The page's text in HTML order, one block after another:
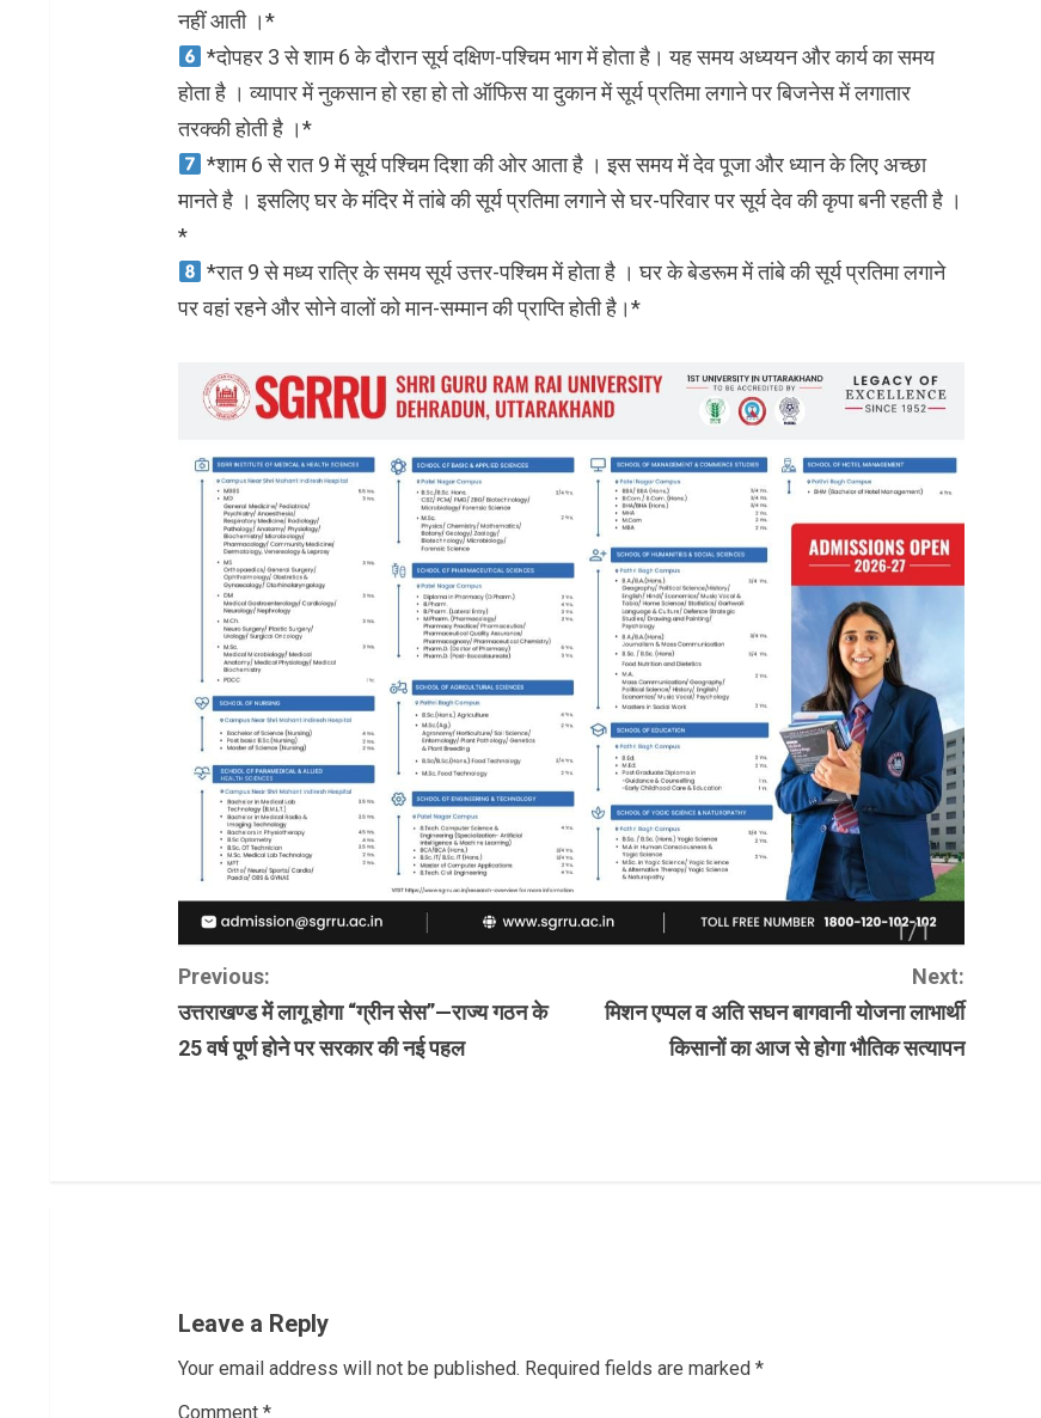
नहीं आती ।*
*दोपहर 3 से शाम 6 के दौरान सूर्य दक्षिण-पश्चिम भाग में होता है। यह समय अध्ययन और कार्य का समय
होता है । व्यापार में नुकसान हो रहा हो तो ऑफिस या दुकान में सूर्य प्रतिमा लगाने पर बिजनेस में लगातार
तरक्की होती है ।*
*शाम 6 से रात 9 में सूर्य पश्चिम दिशा की ओर आता है । इस समय में देव पूजा और ध्यान के लिए अच्छा
मानते है । इसलिए घर के मंदिर में तांबे की सूर्य प्रतिमा लगाने से घर-परिवार पर सूर्य देव की कृपा बनी रहती है ।
*
*रात 9 से मध्य रात्रि के समय सूर्य उत्तर-पश्चिम में होता है । घर के बेडरूम में तांबे की सूर्य प्रतिमा लगाने
पर वहां रहने और सोने वालों को मान-सम्मान की प्राप्ति होती है।*
C
o
e
R
Previous:
उत्तराखण्ड में लागू होगा “ग्रीन सेस”—राज्य गठन के
25 वर्ष पूर्ण होने पर सरकार की नई पहल
Next:
मिशन एप्पल व अति सघन बागवानी योजना लाभार्थी
किसानों का आज से होगा भौतिक सत्यापन
Leave a Reply
Your email address will not be published. Required fields are marked *
Comment *